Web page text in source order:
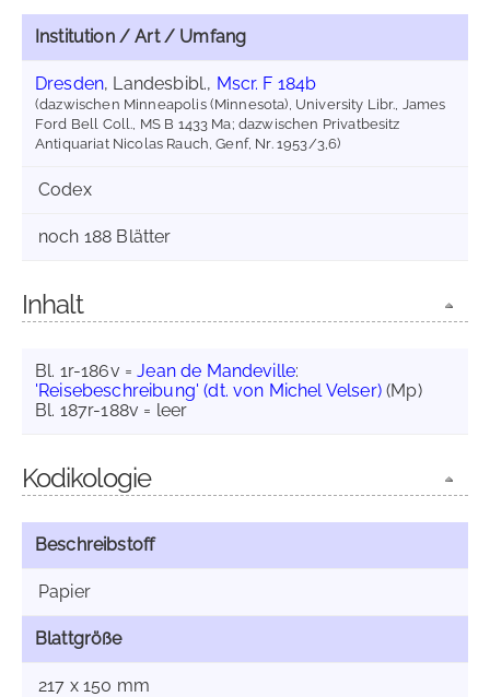
Institution / Art / Umfang
Dresden, Landesbibl., Mscr. F 184b
(dazwischen Minneapolis (Minnesota), University Libr., James
Ford Bell Coll., MS B 1433 Ma; dazwischen Privatbesitz
Antiquariat Nicolas Rauch, Genf, Nr. 1953/3,6)
Codex
noch 188 Blätter
Inhalt
Bl. 1r-186v =Jean de Mandeville:
'Reisebeschreibung' (dt. von Michel Velser)(Mp)
Bl. 187r-188v = leer
Kodikologie
Beschreibstoff
Papier
Blattgröße
217 x 150 mm